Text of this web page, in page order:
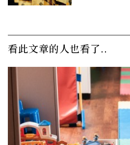
看此文章的人也看了..